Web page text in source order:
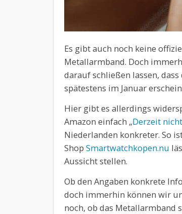
Es gibt auch noch keine
Metallarmband. Doch
darauf schließen lassen,
spätestens im Januar
Hier gibt es allerdings
Amazon einfach „Derzeit
Niederlanden konkreter. So
Shop Smartwatchkopen.nu
Aussicht stellen.
Ob den Angaben konkrete
doch immerhin können wir
noch, ob das Metallarmband